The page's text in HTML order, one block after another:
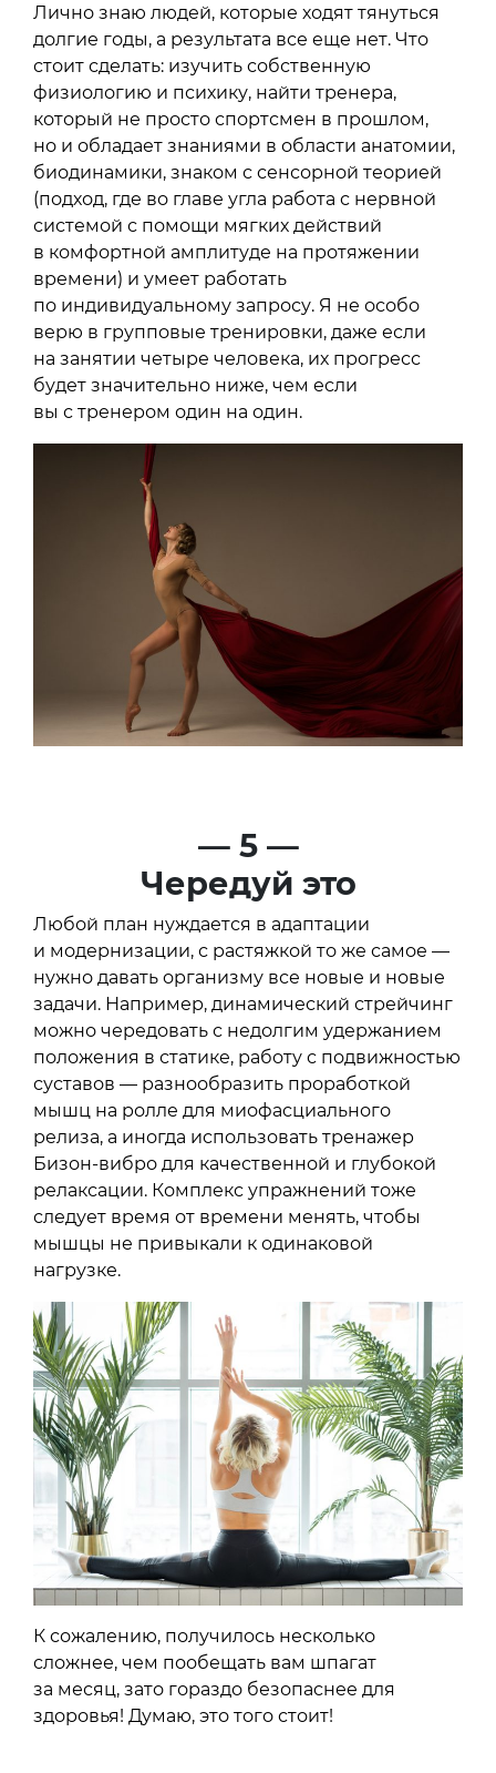
Лично знаю людей, которые ходят тянуться
долгие годы, а результата все еще нет. Что
стоит сделать: изучить собственную
физиологию и психику, найти тренера,
который не просто спортсмен в прошлом,
но и обладает знаниями в области анатомии,
биодинамики, знаком с сенсорной теорией
(подход, где во главе угла работа с нервной
системой с помощи мягких действий
в комфортной амплитуде на протяжении
времени) и умеет работать
по индивидуальному запросу. Я не особо
верю в групповые тренировки, даже если
на занятии четыре человека, их прогресс
будет значительно ниже, чем если
вы с тренером один на один.
— 5 —
Чередуй это
Любой план нуждается в адаптации
и модернизации, с растяжкой то же самое —
нужно давать организму все новые и новые
задачи. Например, динамический стрейчинг
можно чередовать с недолгим удержанием
положения в статике, работу с подвижностью
суставов — разнообразить проработкой
мышц на ролле для миофасциального
релиза, а иногда использовать тренажер
Бизон-вибро для качественной и глубокой
релаксации. Комплекс упражнений тоже
следует время от времени менять, чтобы
мышцы не привыкали к одинаковой
нагрузке.
К сожалению, получилось несколько
сложнее, чем пообещать вам шпагат
за месяц, зато гораздо безопаснее для
здоровья! Думаю, это того стоит!